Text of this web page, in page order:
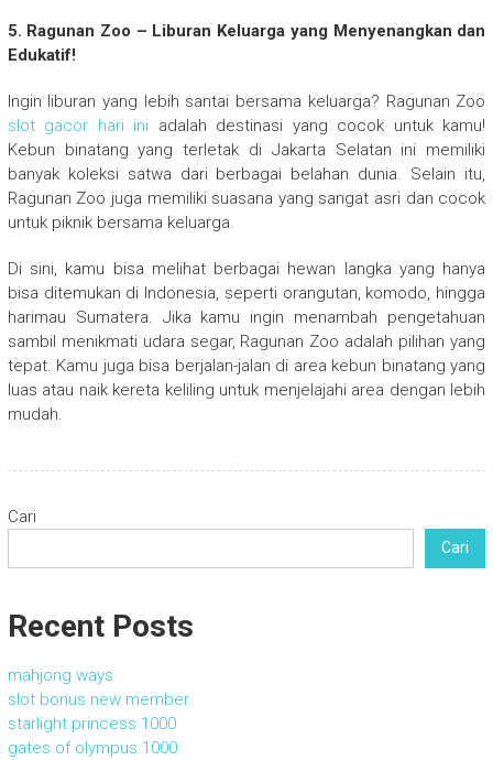
5. Ragunan Zoo – Liburan Keluarga yang Menyenangkan dan
Edukatif!
Ingin liburan yang lebih santai bersama keluarga? Ragunan Zoo
slot gacor hari ini adalah destinasi yang cocok untuk kamu!
Kebun binatang yang terletak di Jakarta Selatan ini memiliki
banyak koleksi satwa dari berbagai belahan dunia. Selain itu,
Ragunan Zoo juga memiliki suasana yang sangat asri dan cocok
untuk piknik bersama keluarga.
Di sini, kamu bisa melihat berbagai hewan langka yang hanya
bisa ditemukan di Indonesia, seperti orangutan, komodo, hingga
harimau Sumatera. Jika kamu ingin menambah pengetahuan
sambil menikmati udara segar, Ragunan Zoo adalah pilihan yang
tepat. Kamu juga bisa berjalan-jalan di area kebun binatang yang
luas atau naik kereta keliling untuk menjelajahi area dengan lebih
mudah.
Cari
Cari
Recent Posts
mahjong ways
slot bonus new member
starlight princess 1000
gates of olympus 1000